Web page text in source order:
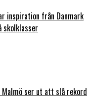
inspiration från Danmark
skolklasser
ser ut att slå rekord